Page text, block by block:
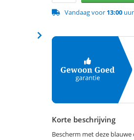
Vandaag voor 13:00
Korte beschrijving
Bescherm met deze blauwe